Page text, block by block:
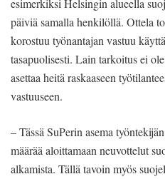
esimerkiksi Helsingin alueella
päiviä samalla henkilöllä. Ottela
korostuu työnantajan vastuu
tasapuolisesti. Lain tarkoitus ei
asettaa heitä raskaaseen
vastuuseen.
– Tässä SuPerin asema
määrää aloittamaan neuvottelut
alkamista. Tällä tavoin myös